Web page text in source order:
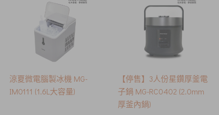
涼夏微電腦製冰機 MG-
IM0111 (1.6L大容量)
【停售】3人份星鑽厚釜電
子鍋 MG-RC0402 (2.0mm
厚釜內鍋)